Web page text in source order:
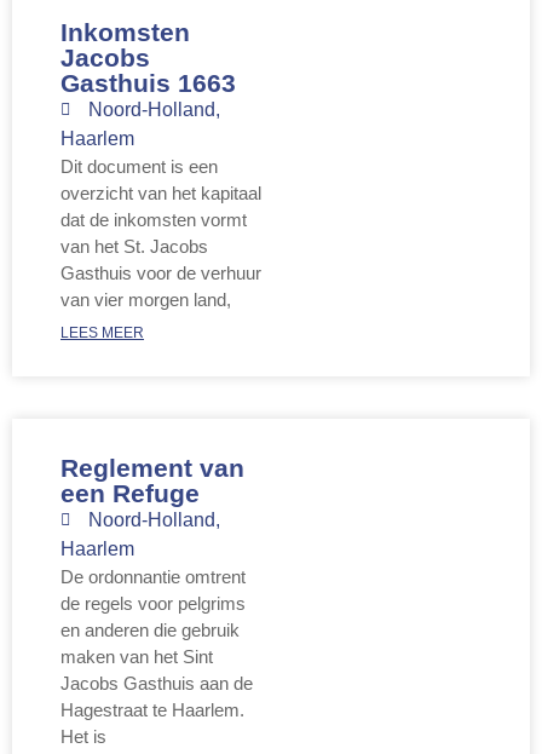
Inkomsten
Jacobs
Gasthuis 1663
Noord-Holland,
Haarlem
Dit document is een
overzicht van het kapitaal
dat de inkomsten vormt
van het St. Jacobs
Gasthuis voor de verhuur
van vier morgen land,
LEES MEER
Reglement van
een Refuge
Noord-Holland,
Haarlem
De ordonnantie omtrent
de regels voor pelgrims
en anderen die gebruik
maken van het Sint
Jacobs Gasthuis aan de
Hagestraat te Haarlem.
Het is